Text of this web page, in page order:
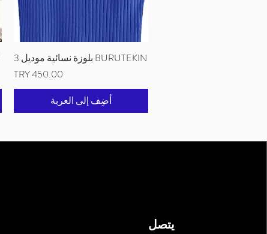
العرض السريعBURUTEKIN بلوزة نسائية موديل 3
السعر
أضِف إلى العربة
يتصل